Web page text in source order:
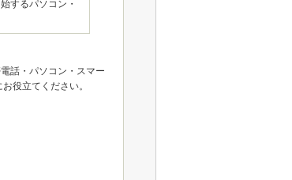
するパソコン・
話・パソコン・スマー
役立てください。